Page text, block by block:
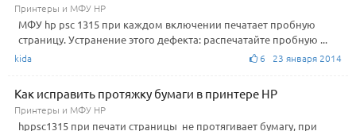
Принтеры и МФУ HP
МФУ hp psc 1315 при каждом включении печатает пробную
страницу. Устранение этого дефекта: распечатайте пробную ...
kida 6 23 января 2014
Как исправить протяжку бумаги в принтере HP
Принтеры и МФУ HP
hppsc1315 при печати страницы не протягивает бумагу, при